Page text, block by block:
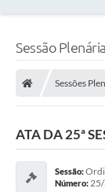
Câmara
Prestação de
Sessão Plenária
Sessões
ATA DA 25ª
Sessão:
Número: